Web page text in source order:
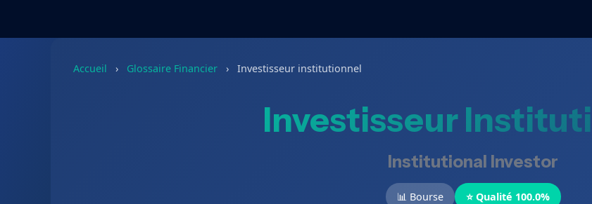
Accueil › Glossaire Financier › Investisseur institutionnel
Investisseur
Institutional Investor
📊 Bourse ⭐ Qualité 100.0%